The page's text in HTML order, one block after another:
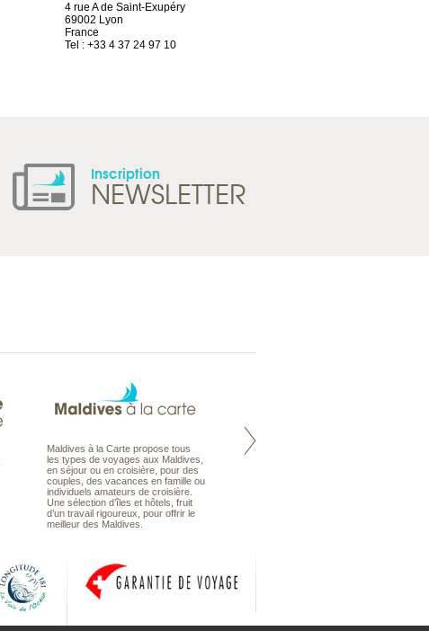
4 rue A de Saint-Exupéry
69002 Lyon
France
Tel : +33 4 37 24 97 10
Inscription
NEWSLETTER
Maldives à la Carte propose tous
les types de voyages aux Maldives,
en séjour ou en croisière, pour des
couples, des vacances en famille ou
individuels amateurs de croisière.
Une sélection d’îles et hôtels, fruit
d’un travail rigoureux, pour offrir le
meilleur des Maldives.
Notre site Odyssee est un portail